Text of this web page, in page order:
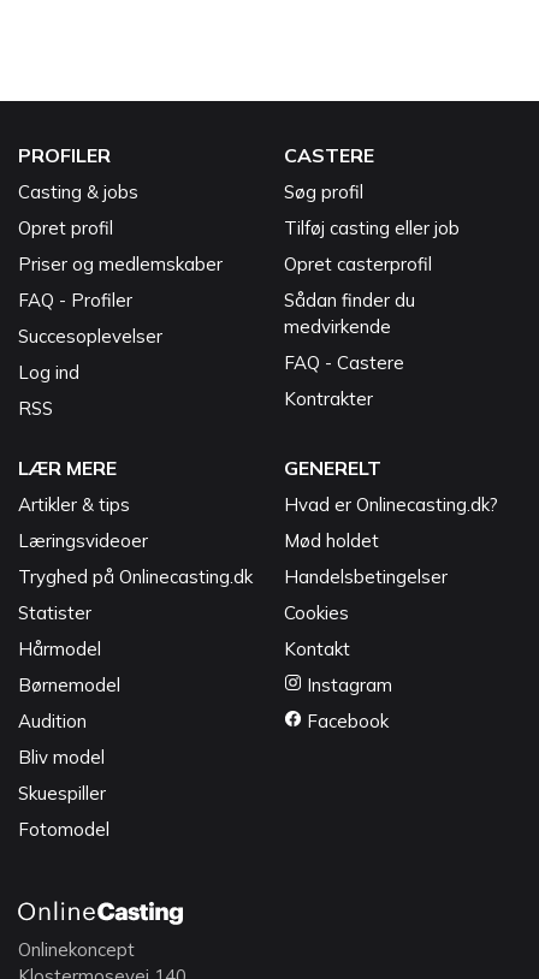
PROFILER
Casting & jobs
Opret profil
Priser og medlemskaber
FAQ - Profiler
Succesoplevelser
Log ind
RSS
CASTERE
Søg profil
Tilføj casting eller job
Opret casterprofil
Sådan finder du
medvirkende
FAQ - Castere
Kontrakter
LÆR MERE
Artikler & tips
Læringsvideoer
Tryghed på Onlinecasting.dk
Statister
Hårmodel
Børnemodel
Audition
Bliv model
Skuespiller
Fotomodel
GENERELT
Hvad er Onlinecasting.dk?
Mød holdet
Handelsbetingelser
Cookies
Kontakt
Instagram
Facebook
Onlinekoncept